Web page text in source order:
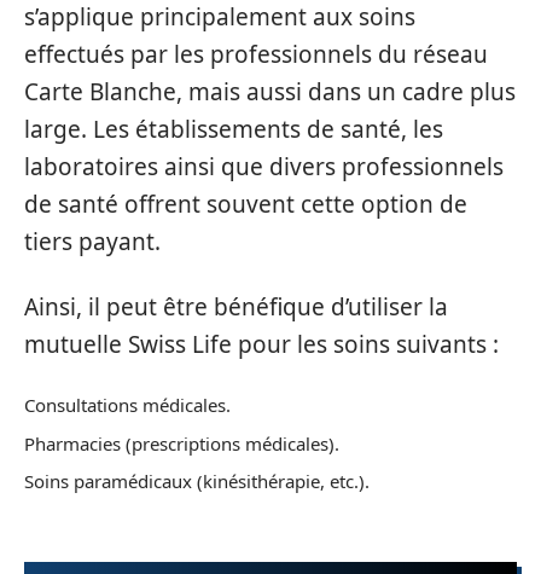
s’applique principalement aux soins
effectués par les professionnels du réseau
Carte Blanche, mais aussi dans un cadre plus
large. Les établissements de santé, les
laboratoires ainsi que divers professionnels
de santé offrent souvent cette option de
tiers payant.
Ainsi, il peut être bénéfique d’utiliser la
mutuelle Swiss Life pour les soins suivants :
Consultations médicales.
Pharmacies (prescriptions médicales).
Soins paramédicaux (kinésithérapie, etc.).